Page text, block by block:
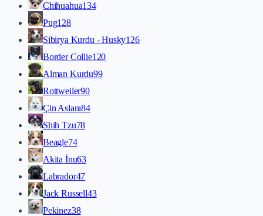
Chihuahua134
Pug128
Sibirya Kurdu - Husky126
Border Collie120
Alman Kurdu99
Rottweiler90
Çin Aslanı84
Shih Tzu78
Beagle74
Akita İnu63
Labrador47
Jack Russell43
Pekinez38